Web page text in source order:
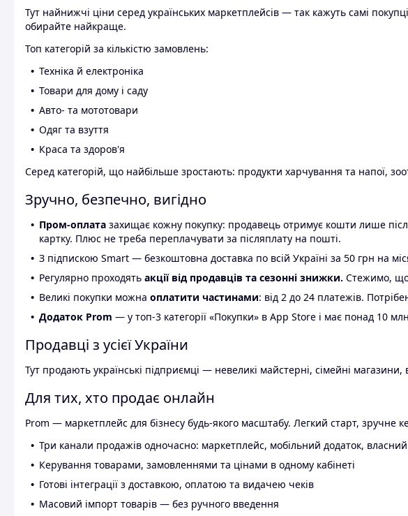
Тут найнижчі ціни серед українських маркетплейсів — так кажуть самі
обирайте найкраще.
Топ категорій за кількістю замовлень:
Техніка й електроніка
Товари для дому і саду
Авто- та мототовари
Одяг та взуття
Краса та здоров'я
Серед категорій, що найбільше зростають: продукти харчування та напої,
Зручно, безпечно, вигідно
Пром-оплата захищає кожну покупку: продавець отримує кошти лише
картку. Плюс не треба переплачувати за післяплату на пошті.
З підпискою Smart — безкоштовна доставка по всій Україні за 50 грн на
Регулярно проходять акції від продавців та сезонні знижки. Стежимо,
Великі покупки можна оплатити частинами: від 2 до 24 платежів.
Додаток Prom — у топ-3 категорії «Покупки» в App Store і має понад 10
Продавці з усієї України
Тут продають українські підприємці — невеликі майстерні, сімейні
Для тих, хто продає онлайн
Prom — маркетплейс для бізнесу будь-якого масштабу. Легкий старт, зручне
Три канали продажів одночасно: маркетплейс, мобільний додаток,
Керування товарами, замовленнями та цінами в одному кабінеті
Готові інтеграції з доставкою, оплатою та видачею чеків
Масовий імпорт товарів — без ручного введення